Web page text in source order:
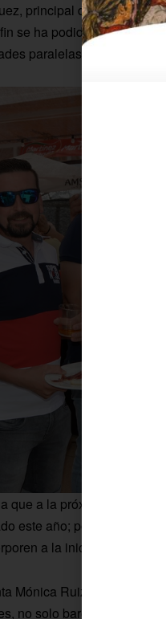
principal defensor del
se ha podido hacer;
paralelas le han dado
a la próxima edición
este año; por supuesto,
a la iniciativa».
Mónica Ruiz apuntaba
no solo bares, unificando